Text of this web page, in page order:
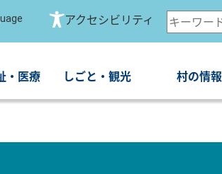
アクセシビリティ
検
索
ー
ー
・医療 しごと・観光 村の情報